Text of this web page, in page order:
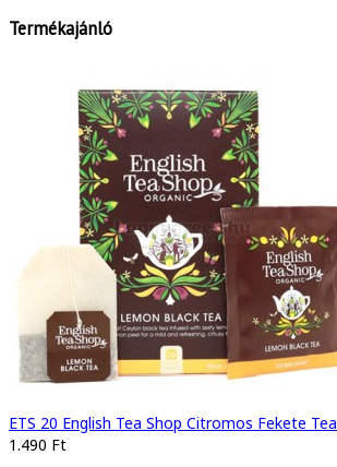
Termékajánló
ETS 20 English Tea Shop Citromos Fekete Tea
1.490 Ft